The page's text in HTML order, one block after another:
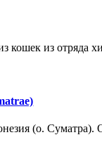
кошек из отряда
(о.